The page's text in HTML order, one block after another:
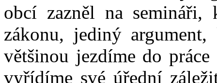
obcí zazněl na semináři,
zákonu, jediný
většinou jezdíme do
vyřídíme své úřední